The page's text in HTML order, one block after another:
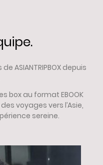
ASIANTRIPBOX depuis
box au format EBOOK
voyages vers l’Asie,
sereine.